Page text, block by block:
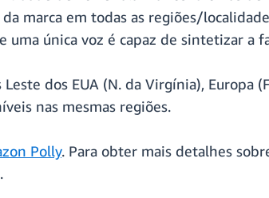
marca em todas as regiões/
única voz é capaz de sintetizar a
dos EUA (N. da Virgínia), Europa
nas mesmas regiões.
Polly. Para obter mais detalhes
.